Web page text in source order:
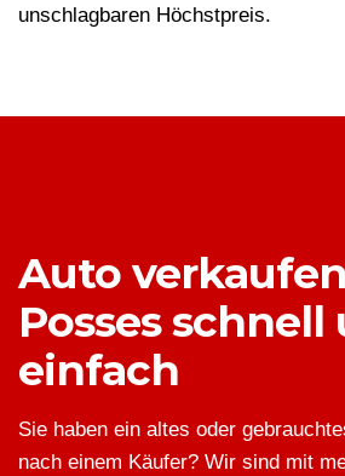
unschlagbaren Höchstpreis.
Auto
Posses schnell
einfach
Sie haben ein altes oder
nach einem Käufer? Wir sind mit